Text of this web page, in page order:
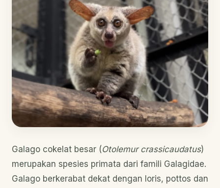
Galago cokelat besar (Otolemur crassicaudatus)
merupakan spesies primata dari famili Galagidae.
Galago berkerabat dekat dengan loris, pottos dan